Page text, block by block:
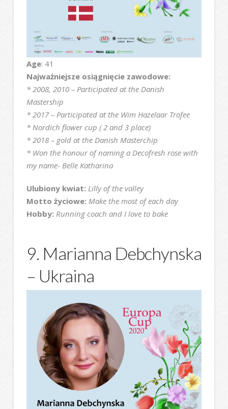
Age: 41
Najważniejsze osiągnięcie zawodowe:
* 2008, 2010 – Participated at the Danish
Mastership
* 2017 – Participated at the Wim Hazelaar Trofee
* Nordich flower cup ( 2 and 3 place)
* 2018 – gold at the Danish Masterchip
* Won the honour of naming a Decofresh rose with
my name- Belle Katharina
Ulubiony kwiat: Lilly of the valley
Motto życiowe: Make the most of each day
Hobby: Running coach and I love to bake
9. Marianna Debchynska
– Ukraina